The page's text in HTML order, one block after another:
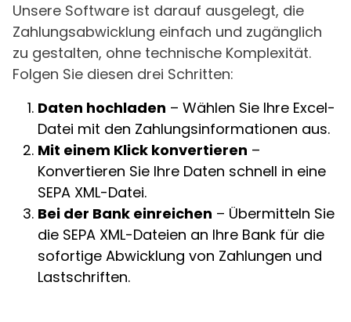
Unsere Software ist darauf ausgelegt, die
Zahlungsabwicklung einfach und zugänglich
zu gestalten, ohne technische Komplexität.
Folgen Sie diesen drei Schritten:
Daten hochladen – Wählen Sie Ihre Excel-
Datei mit den Zahlungsinformationen aus.
Mit einem Klick konvertieren –
Konvertieren Sie Ihre Daten schnell in eine
SEPA XML-Datei.
Bei der Bank einreichen – Übermitteln Sie
die SEPA XML-Dateien an Ihre Bank für die
sofortige Abwicklung von Zahlungen und
Lastschriften.